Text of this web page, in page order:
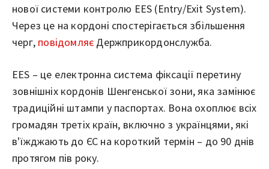
нової системи контролю EES (Entry/Exit System).
Через це на кордоні спостерігається збільшення
черг, повідомляє Держприкордонслужба.
EES – це електронна система фіксації перетину
зовнішніх кордонів Шенгенської зони, яка замінює
традиційні штампи у паспортах. Вона охоплює всіх
громадян третіх країн, включно з українцями, які
в'їжджають до ЄС на короткий термін – до 90 днів
протягом пів року.